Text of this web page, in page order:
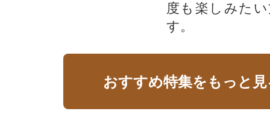
度も楽しみた
す。
おすすめ特集をもっと